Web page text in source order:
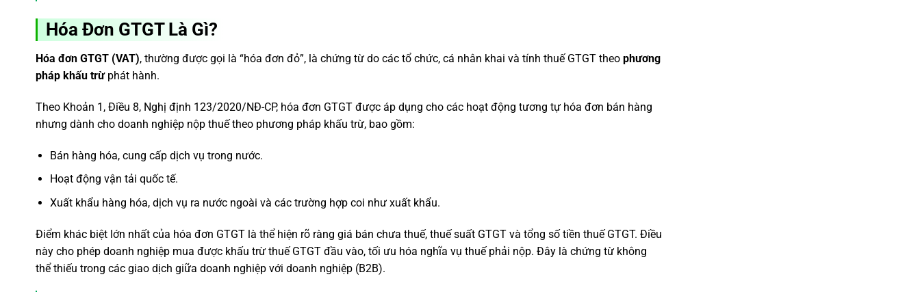
Hóa Đơn GTGT Là Gì?
Hóa đơn GTGT (VAT), thường được gọi là “hóa đơn đỏ”, là chứng từ do các tổ chức, cá nhân khai và tính thuế GTGT theo phương
pháp khấu trừphát hành.
Theo Khoản 1, Điều 8, Nghị định 123/2020/NĐ-CP, hóa đơn GTGT được áp dụng cho các hoạt động tương tự hóa đơn bán hàng
nhưng dành cho doanh nghiệp nộp thuế theo phương pháp khấu trừ, bao gồm:
Bán hàng hóa, cung cấp dịch vụ trong nước.
Hoạt động vận tải quốc tế.
Xuất khẩu hàng hóa, dịch vụ ra nước ngoài và các trường hợp coi như xuất khẩu.
Điểm khác biệt lớn nhất của hóa đơn GTGT là thể hiện rõ ràng giá bán chưa thuế, thuế suất GTGT và tổng số tiền thuế GTGT. Điều
này cho phép doanh nghiệp mua được khấu trừ thuế GTGT đầu vào, tối ưu hóa nghĩa vụ thuế phải nộp. Đây là chứng từ không
thể thiếu trong các giao dịch giữa doanh nghiệp với doanh nghiệp (B2B).